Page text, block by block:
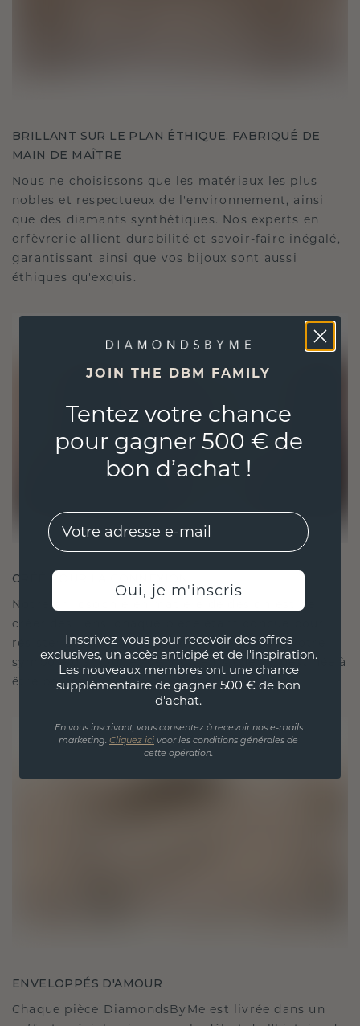
BRILLANT SUR LE PLAN ÉTHIQUE, FABRIQUÉ DE
MAIN DE MAÎTRE
Nous ne choisissons que les matériaux les plus
nobles et respectueux de l'environnement, ainsi
que des diamants synthétiques. Nos experts en
orfèvrerie allient durabilité et savoir-faire inégalé,
garantissant ainsi que vos bijoux sont aussi
éthiques qu'exquis.
CRÉÉ POUR LA CONNEXION
Notre philosophie en matière de design est de
créer des liens, chaque pièce étant conçue pour
résister à l'épreuve du temps. Elle devient votre
symbole d'amour et de moments chéris, destinée à
être portée et chérie pour toujours.
ENVELOPPÉS D'AMOUR
Chaque pièce DiamondsByMe est livrée dans un
JOIN THE DBM FAMILY
Tentez votre chance
pour gagner 500 € de
bon d’achat !
EMail
Oui, je m'inscris
Inscrivez-vous pour recevoir des offres
exclusives, un accès anticipé et de l'inspiration.
Les nouveaux membres ont une chance
supplémentaire de gagner 500 € de bon
d'achat.
En vous inscrivant, vous consentez à recevoir nos e-mails
marketing. Cliquez ici voor les conditions générales de
cette opération.